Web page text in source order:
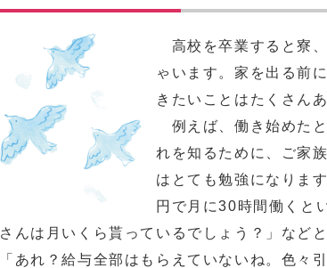
高校を卒業すると寮
ゃいます。家を出る前
きたいことはたくさん
例えば、働き始めた
れを知るために、ご家
はとても勉強になりま
円で月に30時間働くと
さんは月いくら貰っているでしょう？」など
「あれ？給与全部はもらえていないね。色々